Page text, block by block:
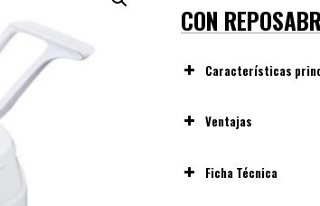
CON
Características
Ventajas
caderas.
Ficha Técnica